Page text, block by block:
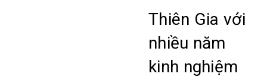
Thiên Gia với
nhiều năm
kinh nghiệm